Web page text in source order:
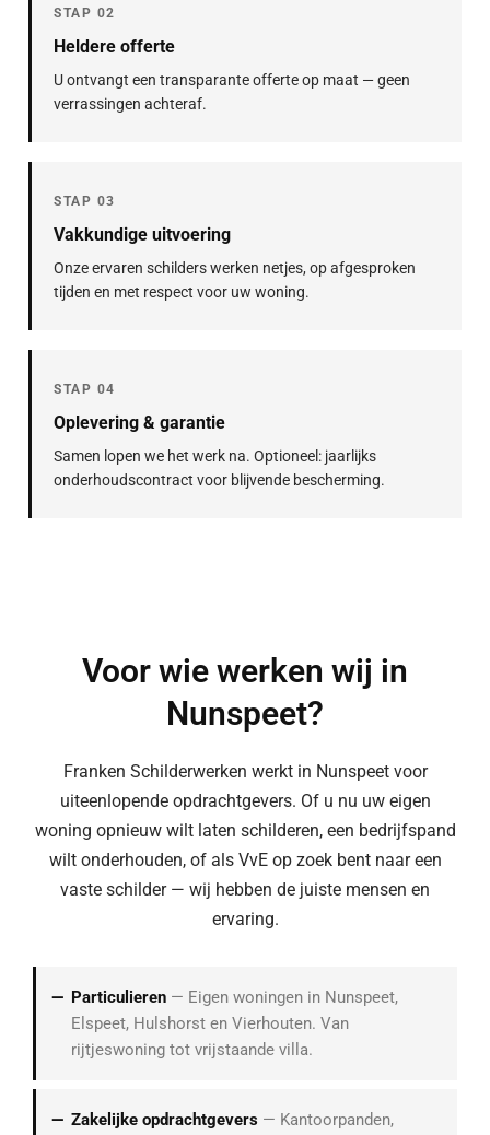
STAP 02
Heldere offerte
U ontvangt een transparante offerte op maat — geen
verrassingen achteraf.
STAP 03
Vakkundige uitvoering
Onze ervaren schilders werken netjes, op afgesproken
tijden en met respect voor uw woning.
STAP 04
Oplevering & garantie
Samen lopen we het werk na. Optioneel: jaarlijks
onderhoudscontract voor blijvende bescherming.
Voor wie werken wij in
Nunspeet?
Franken Schilderwerken werkt in Nunspeet voor
uiteenlopende opdrachtgevers. Of u nu uw eigen
woning opnieuw wilt laten schilderen, een bedrijfspand
wilt onderhouden, of als VvE op zoek bent naar een
vaste schilder — wij hebben de juiste mensen en
ervaring.
Particulieren — Eigen woningen in Nunspeet,
Elspeet, Hulshorst en Vierhouten. Van
rijtjeswoning tot vrijstaande villa.
Zakelijke opdrachtgevers — Kantoorpanden,